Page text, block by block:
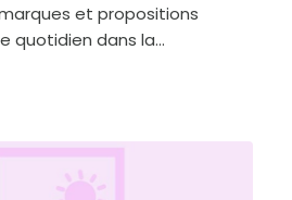
et propositions
quotidien dans la...